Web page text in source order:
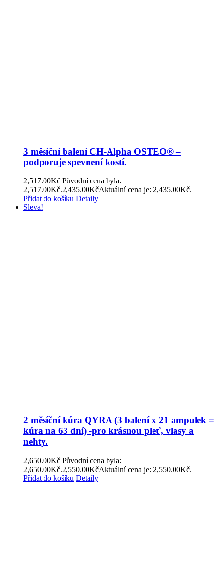
3 měsíční balení CH-Alpha OSTEO® –
podporuje spevnení kostí.
2,517.00Kč Původní cena byla:
2,517.00Kč.2,435.00KčAktuální cena je: 2,435.00Kč.
Přidat do košíku Detaily
Sleva!
2 měsíční kúra QYRA (3 balení x 21 ampulek =
kúra na 63 dní) -pro krásnou pleť, vlasy a
nehty.
2,650.00Kč Původní cena byla:
2,650.00Kč.2,550.00KčAktuální cena je: 2,550.00Kč.
Přidat do košíku Detaily